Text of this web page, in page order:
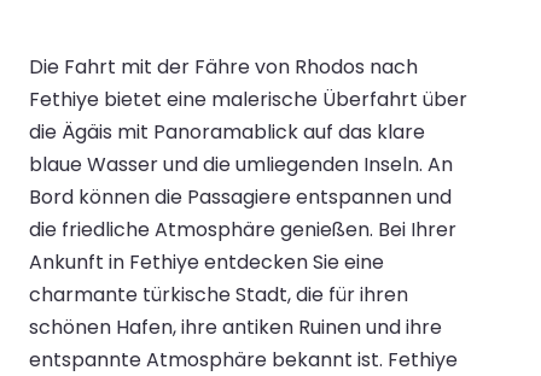
Die Fahrt mit der Fähre von Rhodos nach
Fethiye bietet eine malerische Überfahrt über
die Ägäis mit Panoramablick auf das klare
blaue Wasser und die umliegenden Inseln. An
Bord können die Passagiere entspannen und
die friedliche Atmosphäre genießen. Bei Ihrer
Ankunft in Fethiye entdecken Sie eine
charmante türkische Stadt, die für ihren
schönen Hafen, ihre antiken Ruinen und ihre
entspannte Atmosphäre bekannt ist. Fethiye